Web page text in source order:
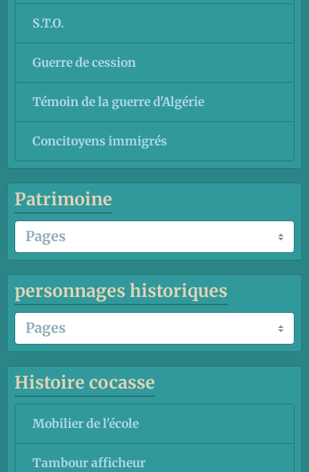
S.T.O.
Guerre de cession
Témoin de la guerre d'Algérie
Concitoyens immigrés
Patrimoine
personnages historiques
Histoire cocasse
Mobilier de l'école
Tambour afficheur